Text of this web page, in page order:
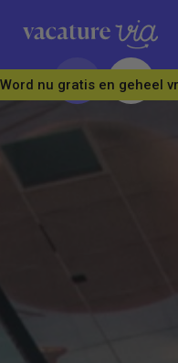
Word nu gratis en geheel